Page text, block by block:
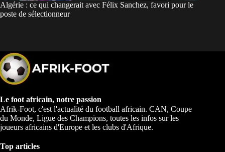
Algérie : ce qui changerait avec Félix Sanchez, favori pour le
poste de sélectionneur
Le foot africain, notre passion
Afrik-Foot, c'est l'actualité du football africain. CAN, Coupe
du Monde, Ligue des Champions, toutes les infos sur les
joueurs africains d'Europe et les clubs d'Afrique.
Top articles